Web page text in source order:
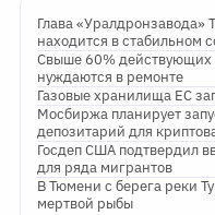
Глава «Уралдронзавода»
находится в стабильном
Свыше 60% действующих
нуждаются в ремонте
Газовые хранилища ЕС
Мосбиржа планирует
депозитарий для
Госдеп США подтвердил
для ряда мигрантов
В Тюмени с берега реки
мертвой рыбы